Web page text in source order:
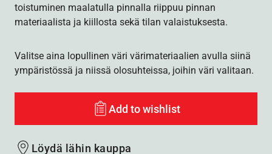
toistuminen maalatulla pinnalla riippuu pinnan
materiaalista ja kiillosta sekä tilan valaistuksesta.
Valitse aina lopullinen väri värimateriaalien avulla siinä
ympäristössä ja niissä olosuhteissa, joihin väri valitaan.
Add to wishlist
Löydä lähin kauppa